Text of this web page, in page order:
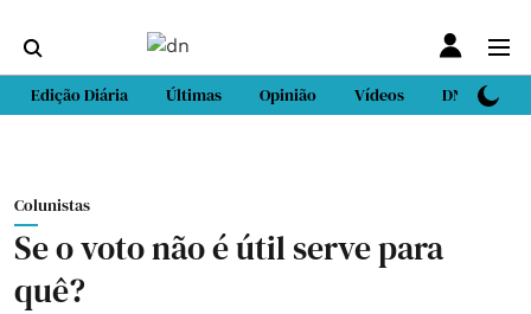
Edição Diária Últimas Opinião Vídeos DN Sport
Colunistas
Se o voto não é útil serve para
quê?